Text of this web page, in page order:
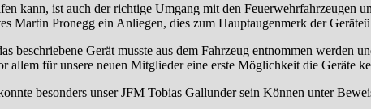
kann, ist auch der richtige Umgang mit den Feuerwehrfahrzeugen
Martin Pronegg ein Anliegen, dies zum Hauptaugenmerk der
Gerät musste aus dem Fahrzeug entnommen werden
für unsere neuen Mitglieder eine erste Möglichkeit die Geräte
besonders unser JFM Tobias Gallunder sein Können unter